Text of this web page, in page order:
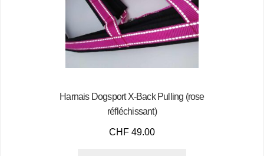
Harnais Dogsport X-Back Pulling (rose
réfléchissant)
CHF 49.00